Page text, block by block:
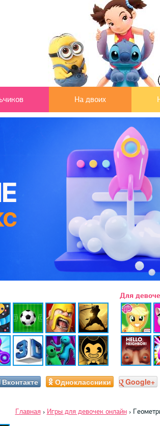
На двоих
Для
Вконтакте Одноклассники Google+
Главная › Игры для девочек онлайн ›